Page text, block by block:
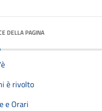
DELLA PAGINA
è rivolto
e Orari